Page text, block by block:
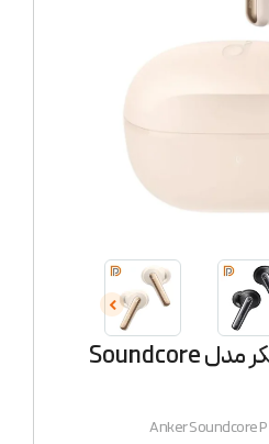
هدفون بی سیم انکر مدل Soundcore
Anker Soundcore